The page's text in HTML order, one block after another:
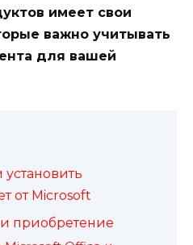
имеет свои
важно учитывать
для вашей
установить
от Microsoft
приобретение